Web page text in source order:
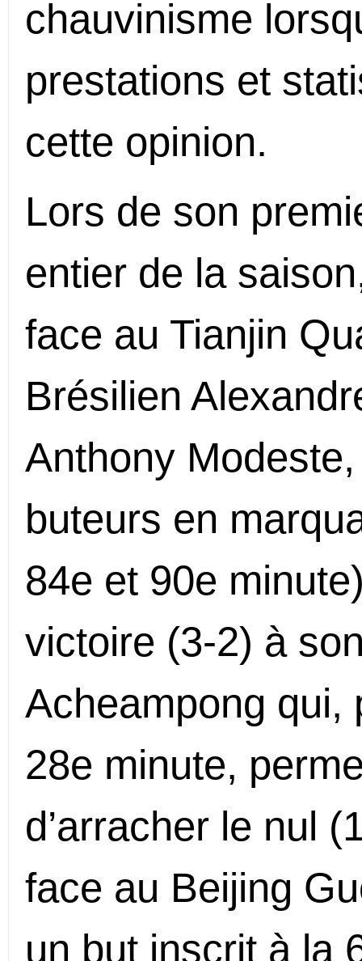
chauvinisme
prestations et
cette opinion.
Lors de son
entier de la
face au Tianjin
Brésilien
Anthony
buteurs en
84e et 90e
victoire (3-2) à
Acheampong qui,
28e minute,
d’arracher le nul
face au Beijing
un but inscrit à la